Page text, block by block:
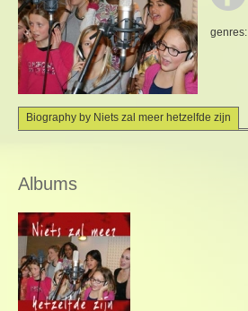
genres:
Biography by Niets zal meer hetzelfde zijn
Albums